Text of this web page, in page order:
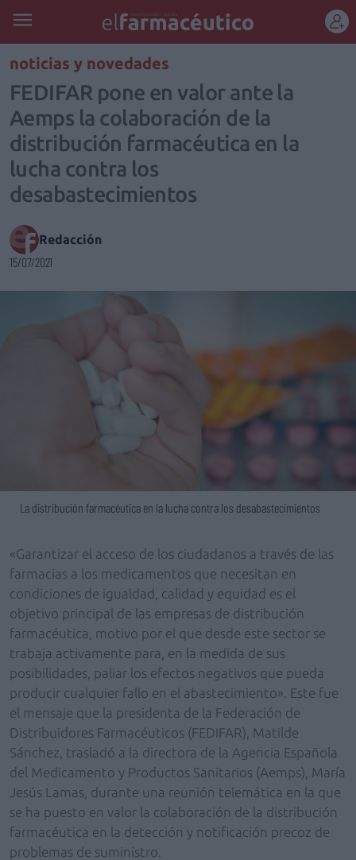
REGÍSTRATE
noticias y novedades
FEDIFAR pone en valor ante la
Aemps la colaboración de la
distribución farmacéutica en la
lucha contra los
desabastecimientos
Redacción
15/07/2021
La distribución farmacéutica en la lucha contra los desabastecimientos
«Garantizar el acceso de los ciudadanos a través de las
farmacias a los medicamentos que necesitan en
condiciones de igualdad, calidad y equidad es el
objetivo principal de las empresas de distribución
farmacéutica, motivo por el que desde este sector se
trabaja activamente para, en la medida de sus
posibilidades, paliar los efectos negativos que pueda
producir cualquier fallo en el abastecimiento». Este fue
el mensaje que la presidenta de la Federación de
Distribuidores Farmacéuticos (FEDIFAR), Matilde
Sánchez, trasladó a la directora de la Agencia Española
del Medicamento y Productos Sanitarios (Aemps), María
Jesús Lamas, durante una reunión telemática en la que
se ha puesto en valor la colaboración de la distribución
farmacéutica en la detección y notificación precoz de
problemas de suministro.